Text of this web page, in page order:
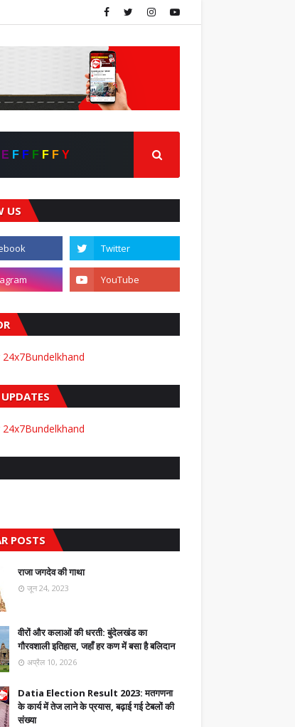
E F F F F F Y
US
POSTS
राजा जगदेव की गाथा
जून 24, 2023
वीरों और कलाओं की धरती: बुंदेलखंड का
गौरवशाली इतिहास, जहाँ हर कण में बसा है बलिदान
अप्रैल 10, 2026
Datia Election Result 2023: मतगणना
के कार्य में तेज लाने के प्रयास, बढ़ाई गई टेबलों की
संख्या